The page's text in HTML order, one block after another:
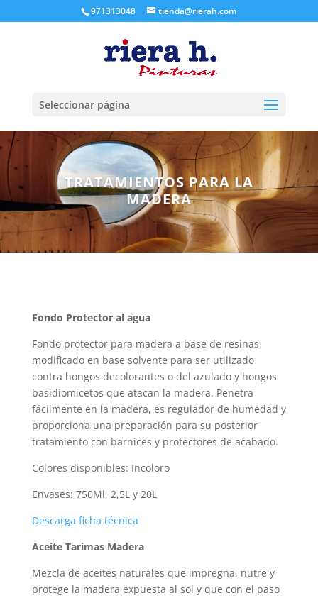
971313048 tienda@rierah.com
Seleccionar página
TRATAMIENTOS PARA LA
MADERA
Fondo Protector al agua
Fondo protector para madera a base de resinas
modificado en base solvente para ser utilizado
contra hongos decolorantes o del azulado y hongos
basidiomicetos que atacan la madera. Penetra
fácilmente en la madera, es regulador de humedad y
proporciona una preparación para su posterior
tratamiento con barnices y protectores de acabado.
Colores disponibles: Incoloro
Envases: 750Ml, 2,5L y 20L
Descarga ficha técnica
Aceite Tarimas Madera
Mezcla de aceites naturales que impregna, nutre y
protege la madera expuesta al sol y que con el paso